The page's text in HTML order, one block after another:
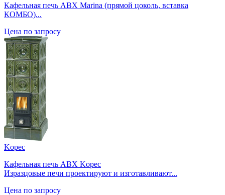
Кафельная печь ABX Marina (прямой цоколь, вставка
КОМБО)...
Цена по запросу
Kopec
Кафельная печь ABX Kopec
Изразцовые печи проектируют и изготавливают...
Цена по запросу